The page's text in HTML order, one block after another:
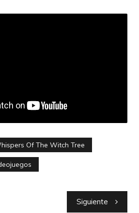
Of The Witch Tree
Siguiente